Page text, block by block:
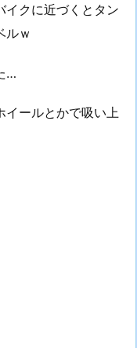
イクに近づくとタン
ルｗ
…
イールとかで吸い上